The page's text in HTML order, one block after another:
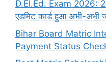
D.El.Ed. Exam 2026: 24
एडमिट कार्ड हुआ अभी-अभी
Bihar Board Matric
Payment Status